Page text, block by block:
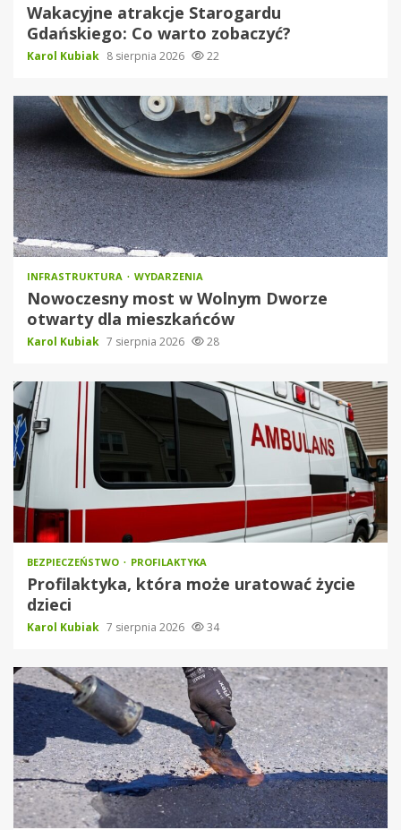
Wakacyjne atrakcje Starogardu
Gdańskiego: Co warto zobaczyć?
Karol Kubiak 8 sierpnia 2026 22
INFRASTRUKTURA WYDARZENIA
Nowoczesny most w Wolnym Dworze
otwarty dla mieszkańców
Karol Kubiak 7 sierpnia 2026 28
BEZPIECZEŃSTWO PROFILAKTYKA
Profilaktyka, która może uratować życie
dzieci
Karol Kubiak 7 sierpnia 2026 34